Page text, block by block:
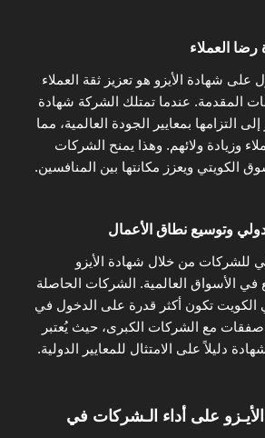
على شهادة الأيزو هو تعزيز ثقة العملاء
المقدمة. عندما تمتلك الشركة شهادة
التزامها بمعايير الجودة العالمية، مما
وزيادة ولائهم. وهذا يمنح الشركات
الكويتي ويعزز مكانتها بين المنافسين.
للشركات من خلال شهادة الأيزو
الأسواق العالمية. الشركات الحاصلة
الكويت تكون أكثر قدرة على الدخول في
مع الشركات الكبرى، حيث يُعتبر
دليلاً على الامتثال للمعايير الدولية.
على أداء الـشركات في